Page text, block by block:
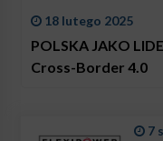
18 lutego 2025
POLSKA JAKO
Cross-Border 4.0
7